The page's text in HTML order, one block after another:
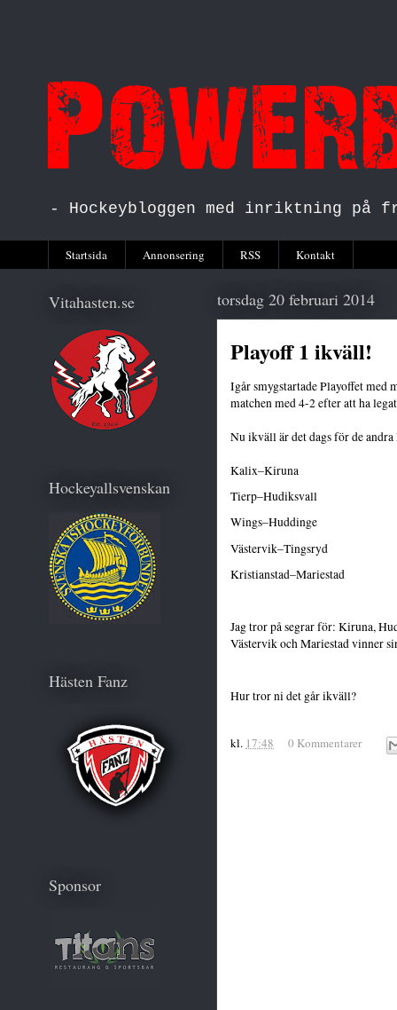
- Hockeybloggen med inriktning på
Startsida Annonsering RSS Kontakt
torsdag 20 februari 2014
Playoff 1 ikväll!
Igår smygstartade Playoffet med
matchen med 4-2 efter att ha
Nu ikväll är det dags för de
Kalix–Kiruna
Tierp–Hudiksvall
Wings–Huddinge
Västervik–Tingsryd
Kristianstad–Mariestad
Jag tror på segrar för: Kiruna,
Västervik och Mariestad vinner
Hur tror ni det går ikväll?
kl. 17:48 0 Kommentarer
Vitahasten.se
Hockeyallsvenskan
Hästen Fanz
Sponsor